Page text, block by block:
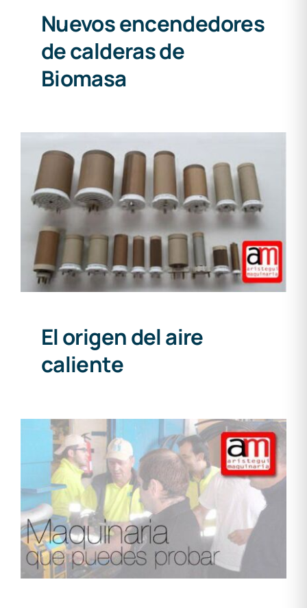
Nuevos encendedores
de calderas de
Biomasa
El origen del aire caliente
El origen del aire
caliente
¿Sabes qué maquina se
adapta mejor a tus
necesidades?